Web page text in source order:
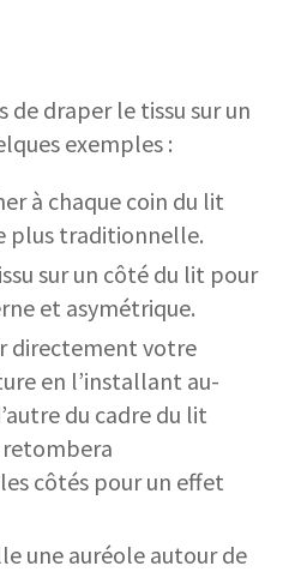
de draper le tissu sur un
exemples :
à chaque coin du lit
plus traditionnelle.
sur un côté du lit pour
et asymétrique.
directement votre
en l’installant au-
du cadre du lit
retombera
côtés pour un effet
une auréole autour de